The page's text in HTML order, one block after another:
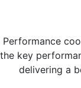
Performance
the key
delivering a